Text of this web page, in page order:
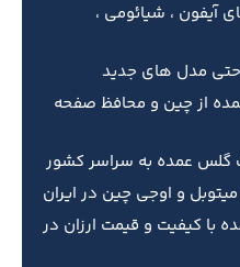
، شیائومی ،
از چین و محافظ صفحه
گلس عمده به سراسر کشور
و اوجی چین در ایران
با کیفیت و قیمت ارزان در